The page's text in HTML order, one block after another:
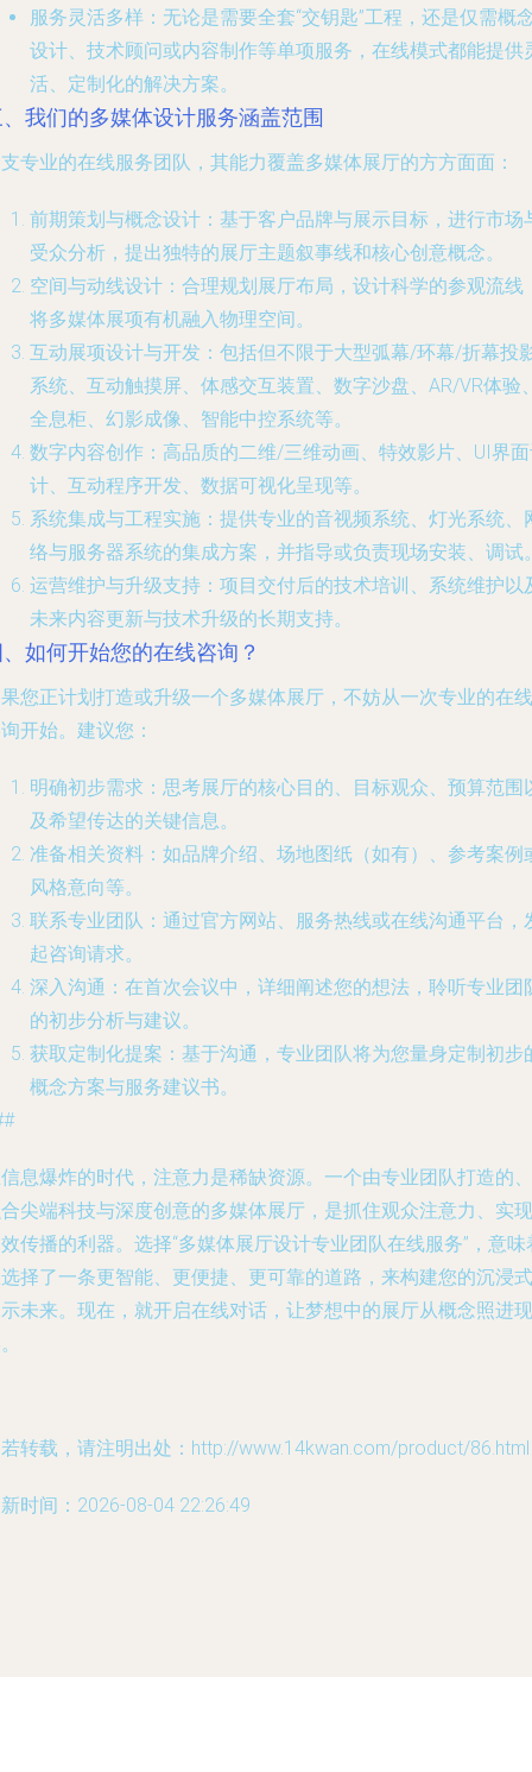
服务灵活多样 ：无论是需要全套“交钥匙”工程，还是仅需概
设计、技术顾问或内容制作等单项服务，在线模式都能提供
活、定制化的解决方案。
我们的多媒体设计服务涵盖范围
专业的在线服务团队，其能力覆盖多媒体展厅的方方面面：
前期策划与概念设计 ：基于客户品牌与展示目标，进行市场
受众分析，提出独特的展厅主题叙事线和核心创意概念。
空间与动线设计 ：合理规划展厅布局，设计科学的参观流线
将多媒体展项有机融入物理空间。
互动展项设计与开发 ：包括但不限于大型弧幕/环幕/折幕投
系统、互动触摸屏、体感交互装置、数字沙盘、AR/VR体验
全息柜、幻影成像、智能中控系统等。
数字内容创作 ：高品质的二维/三维动画、特效影片、UI界
计、互动程序开发、数据可视化呈现等。
系统集成与工程实施 ：提供专业的音视频系统、灯光系统、
络与服务器系统的集成方案，并指导或负责现场安装、调试
运营维护与升级支持 ：项目交付后的技术培训、系统维护以
未来内容更新与技术升级的长期支持。
如何开始您的在线咨询？
您正计划打造或升级一个多媒体展厅，不妨从一次专业的在线
开始。建议您：
明确初步需求 ：思考展厅的核心目的、目标观众、预算范围
及希望传达的关键信息。
准备相关资料 ：如品牌介绍、场地图纸（如有）、参考案例
风格意向等。
联系专业团队 ：通过官方网站、服务热线或在线沟通平台，
起咨询请求。
深入沟通 ：在首次会议中，详细阐述您的想法，聆听专业团
的初步分析与建议。
获取定制化提案 ：基于沟通，专业团队将为您量身定制初步
概念方案与服务建议书。
息爆炸的时代，注意力是稀缺资源。一个由专业团队打造的、
尖端科技与深度创意的多媒体展厅，是抓住观众注意力、实现
传播的利器。选择“多媒体展厅设计专业团队在线服务”，意味
择了一条更智能、更便捷、更可靠的道路，来构建您的沉浸式
未来。现在，就开启在线对话，让梦想中的展厅从概念照进现
转载，请注明出处：http://www.14kwan.com/product/86.html
时间：2026-08-04 22:26:49